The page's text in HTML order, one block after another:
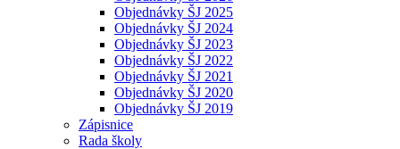
Objednávky ŠJ 2025
Objednávky ŠJ 2024
Objednávky ŠJ 2023
Objednávky ŠJ 2022
Objednávky ŠJ 2021
Objednávky ŠJ 2020
Objednávky ŠJ 2019
Zápisnice
Rada školy